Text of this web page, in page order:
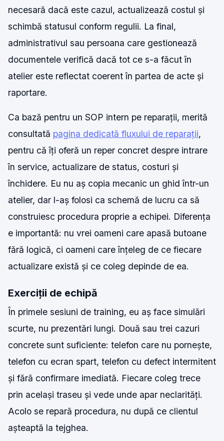
necesară dacă este cazul, actualizează costul și
schimbă statusul conform regulii. La final,
administrativul sau persoana care gestionează
documentele verifică dacă tot ce s-a făcut în
atelier este reflectat coerent în partea de acte și
raportare.
Ca bază pentru un SOP intern pe reparații, merită
consultată pagina dedicată fluxului de reparații,
pentru că îți oferă un reper concret despre intrare
în service, actualizare de status, costuri și
închidere. Eu nu aș copia mecanic un ghid într-un
atelier, dar l-aș folosi ca schemă de lucru ca să
construiesc procedura proprie a echipei. Diferența
e importantă: nu vrei oameni care apasă butoane
fără logică, ci oameni care înțeleg de ce fiecare
actualizare există și ce coleg depinde de ea.
Exerciții de echipă
În primele sesiuni de training, eu aș face simulări
scurte, nu prezentări lungi. Două sau trei cazuri
concrete sunt suficiente: telefon care nu pornește,
telefon cu ecran spart, telefon cu defect intermitent
și fără confirmare imediată. Fiecare coleg trece
prin același traseu și vede unde apar neclarități.
Acolo se repară procedura, nu după ce clientul
așteaptă la tejghea.